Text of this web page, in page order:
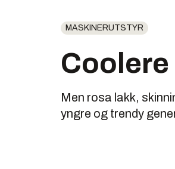
MASKINERUTSTYR
Men rosa lakk,
yngre og trendy